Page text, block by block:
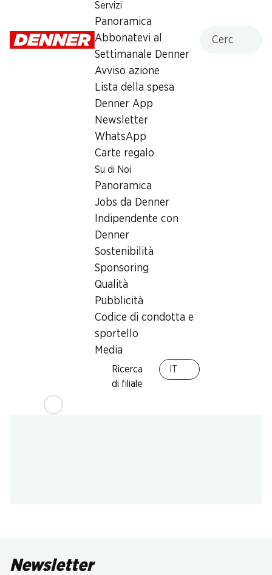
Servizi
Panoramica
Abbonatevi al
Settimanale Denner
Avviso azione
Lista della spesa
Denner App
Newsletter
WhatsApp
Carte regalo
Su di Noi
Panoramica
Jobs da Denner
Indipendente con
Denner
Sostenibilità
Sponsoring
Qualità
Pubblicità
Codice di condotta e
sportello
Media
Ricerca
di filiale
Sabato 08:00 - 17:00
Orari di apertura speciali
Newsletter